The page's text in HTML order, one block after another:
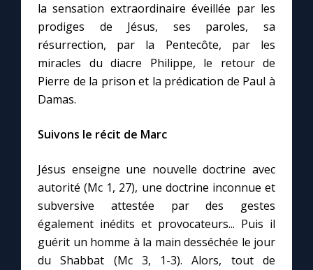
Avec Thérèse de Lisieux
L'Évangile chaque jour
Les premiers samedis du mois
Marie qui défait les nœuds
Me consacrer à Jésus par Marie
Mes intentions de prière
Une Minute avec Marie
la sensation extraordinaire éveillée par les
prodiges de Jésus, ses paroles, sa
résurrection, par la Pentecôte, par les
miracles du diacre Philippe, le retour de
Pierre de la prison et la prédication de Paul à
Damas.
Suivons le récit de Marc
Jésus enseigne une nouvelle doctrine avec
autorité (Mc 1, 27), une doctrine inconnue et
subversive attestée par des gestes
également inédits et provocateurs... Puis il
guérit un homme à la main desséchée le jour
du Shabbat (Mc 3, 1-3). Alors, tout de